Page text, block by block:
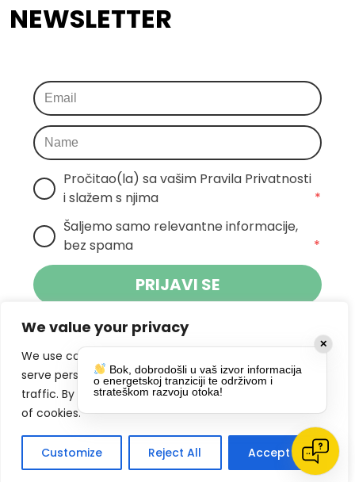
We value your privacy
We use cookies to enhance your browsing experience,
serve personalized ads or content, and analyze our
traffic. By clicking "Accept All", you consent to our use
of cookies.
Customize Reject All Accept All
NEWSLETTER
Pročitao(la) sa vašim Pravila Privatnosti
i slažem s njima
*
Šaljemo samo relevantne informacije,
bez spama
*
PRIJAVI SE
Klikom na gumb dajete suglasnost za
primanje novosti Pokreta Otoka te se
slažete spolitikom privatnosti.
DRUŠTVENE MREŽE
✕
Bok, dobrodošli u vaš izvor informacija
o energetskoj tranziciji te održivom i
strateškom razvoju otoka!